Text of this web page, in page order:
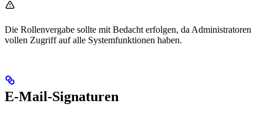
Die Rollenvergabe sollte mit Bedacht erfolgen, da Administratoren
vollen Zugriff auf alle Systemfunktionen haben.
E-Mail-Signaturen